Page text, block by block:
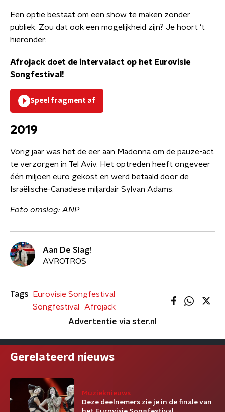
Een optie bestaat om een show te maken zonder
publiek. Zou dat ook een mogelijkheid zijn? Je hoort 't
hieronder:
Afrojack doet de intervalact op het Eurovisie
Songfestival!
Speel fragment af
2019
Vorig jaar was het de eer aan Madonna om de pauze-act
te verzorgen in Tel Aviv. Het optreden heeft ongeveer
één miljoen euro gekost en werd betaald door de
Israëlische-Canadese miljardair Sylvan Adams.
Foto omslag: ANP
Aan De Slag!
AVROTROS
Tags
Eurovisie Songfestival
Songfestival
Afrojack
Advertentie via ster.nl
Gerelateerd nieuws
Muzieknieuws
Deze deelnemers zie je in de finale van